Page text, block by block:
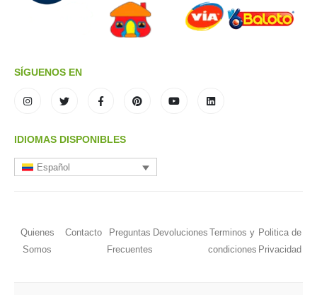
SÍGUENOS EN
IDIOMAS DISPONIBLES
Español
Quienes
Somos
Contacto
Preguntas
Frecuentes
Devoluciones Terminos y
condiciones
Politica de
Privacidad